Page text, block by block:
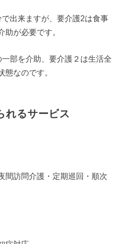
出来ますが、要介護2は食事
助が必要です。
部を介助、要介護２は生活全
態なのです。
れるサービス
間訪問介護・定期巡回・順次